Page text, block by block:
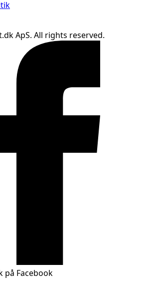
ApS. All rights reserved.
på Facebook